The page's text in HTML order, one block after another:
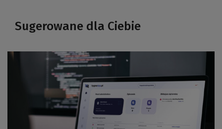
Sugerowane dla Ciebie